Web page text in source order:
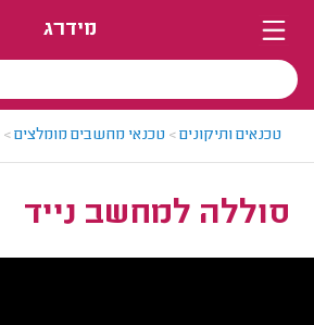
מידרג
טכנאים ותיקונים> טכנאי מחשבים מומלצים>
סוללה למחשב נייד